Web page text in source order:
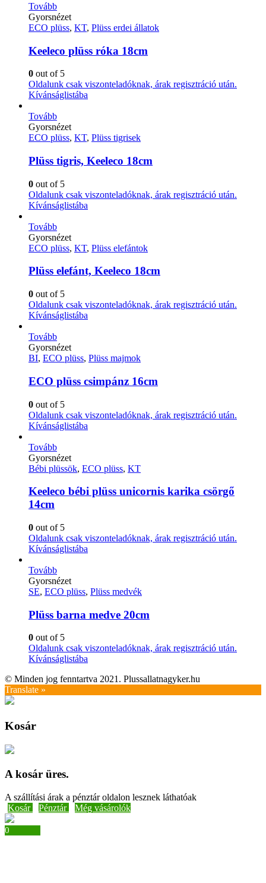
Tovább
Gyorsnézet
ECO plüss, KT, Plüss erdei állatok
Keeleco plüss róka 18cm
0 out of 5
Oldalunk csak viszonteladóknak, árak regisztráció után.
Kívánságlistába
Tovább
Gyorsnézet
ECO plüss, KT, Plüss tigrisek
Plüss tigris, Keeleco 18cm
0 out of 5
Oldalunk csak viszonteladóknak, árak regisztráció után.
Kívánságlistába
Tovább
Gyorsnézet
ECO plüss, KT, Plüss elefántok
Plüss elefánt, Keeleco 18cm
0 out of 5
Oldalunk csak viszonteladóknak, árak regisztráció után.
Kívánságlistába
Tovább
Gyorsnézet
BI, ECO plüss, Plüss majmok
ECO plüss csimpánz 16cm
0 out of 5
Oldalunk csak viszonteladóknak, árak regisztráció után.
Kívánságlistába
Tovább
Gyorsnézet
Bébi plüssök, ECO plüss, KT
Keeleco bébi plüss unicornis karika csörgő
14cm
0 out of 5
Oldalunk csak viszonteladóknak, árak regisztráció után.
Kívánságlistába
Tovább
Gyorsnézet
SE, ECO plüss, Plüss medvék
Plüss barna medve 20cm
0 out of 5
Oldalunk csak viszonteladóknak, árak regisztráció után.
Kívánságlistába
© Minden jog fenntartva 2021. Plussallatnagyker.hu
Translate »
Kosár
A kosár üres.
A szállítási árak a pénztár oldalon lesznek láthatóak
Kosár
Pénztár Még vásárolók
0